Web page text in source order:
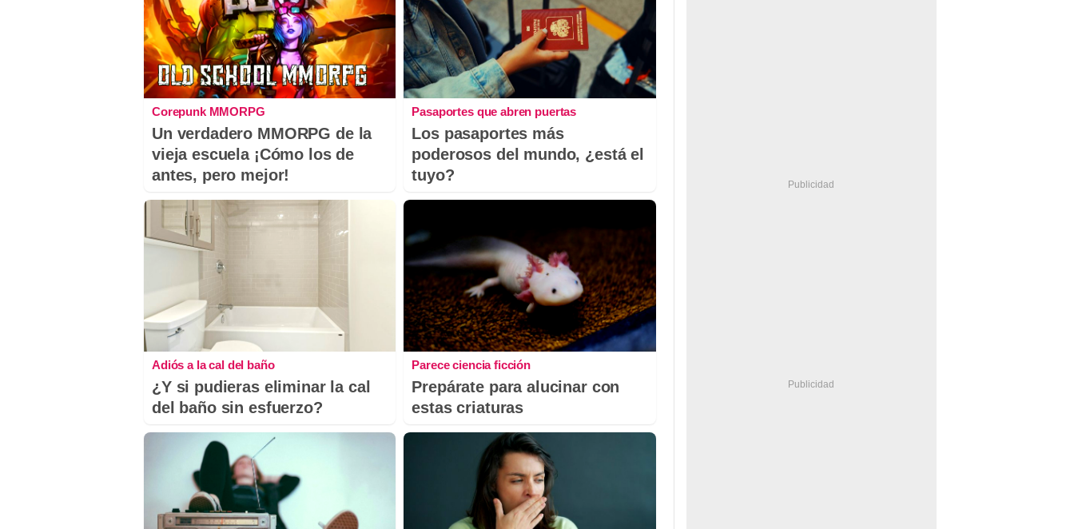
Corepunk MMORPG
Un verdadero MMORPG de la
vieja escuela ¡Cómo los de
antes, pero mejor!
Pasaportes que abren puertas
Los pasaportes más
poderosos del mundo, ¿está el
tuyo?
Adiós a la cal del baño
¿Y si pudieras eliminar la cal
del baño sin esfuerzo?
Parece ciencia ficción
Prepárate para alucinar con
estas criaturas